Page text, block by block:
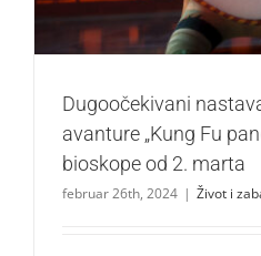
Dugoočekivani
avanture „Kung Fu
bioskope od 2. marta
februar 26th, 2024 | Život i